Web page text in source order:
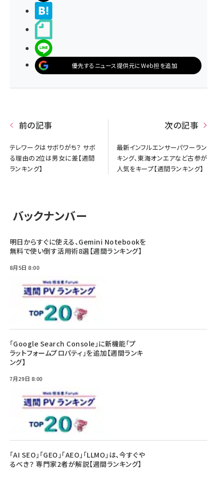
優先するニュース提供元にWeb担を追加
前の記事
テレワークはサボりがち？ サボ
る理由の2位は男女に差【週間
ランキング】
次の記事
最新インフルエンサーパワーラン
キング、東海オンエアなど古参が
人気をキープ【週間ランキング】
バックナンバー
明日からすぐに使える、Gemini Notebookを
無料で使い倒す活用術8選【週間ランキング】
8月5日 8:00
「Google Search Console」に新機能「プ
ラットフォームプロパティ」を追加【週間ランキ
ング】
7月29日 8:00
「AI SEO」「GEO」「AEO」「LLMO」は、今すぐや
るべき？ 専門家2者が解説【週間ランキング】